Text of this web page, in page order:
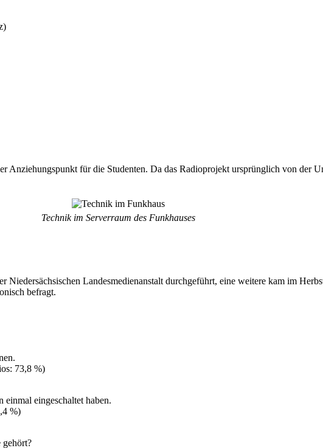
Anziehungspunkt für die Studenten. Da das Radioprojekt ursprünglich von der
Technik im Serverraum des Funkhauses
Landesmedienanstalt durchgeführt, eine weitere kam im
befragt.
73,8 %)
eingeschaltet haben.
%)
gehört?